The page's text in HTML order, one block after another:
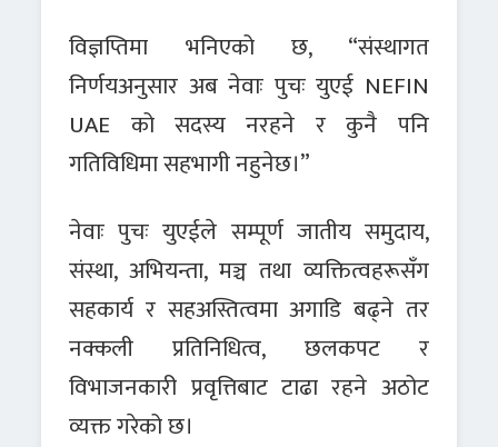
विज्ञप्तिमा भनिएको छ, “संस्थागत
निर्णयअनुसार अब नेवाः पुचः युएई NEFIN
UAE को सदस्य नरहने र कुनै पनि
गतिविधिमा सहभागी नहुनेछ।”
नेवाः पुचः युएईले सम्पूर्ण जातीय समुदाय,
संस्था, अभियन्ता, मञ्च तथा व्यक्तित्वहरूसँग
सहकार्य र सहअस्तित्वमा अगाडि बढ्ने तर
नक्कली प्रतिनिधित्व, छलकपट र
विभाजनकारी प्रवृत्तिबाट टाढा रहने अठोट
व्यक्त गरेको छ।